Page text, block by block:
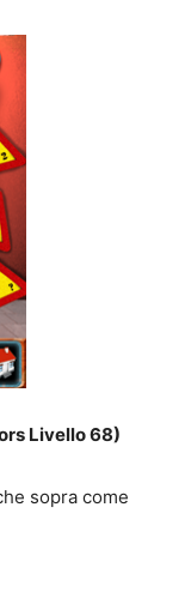
Livello 68)
sopra come